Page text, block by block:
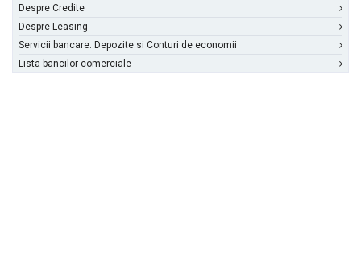
Despre Credite
Despre Leasing
Servicii bancare: Depozite si Conturi de economii
Lista bancilor comerciale